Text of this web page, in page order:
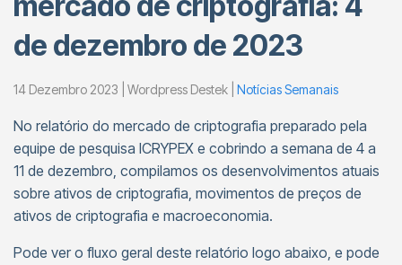
de dezembro de 2023
14 Dezembro 2023 | Wordpress Destek | Notícias Semanais
No relatório do mercado de criptografia preparado pela
equipe de pesquisa ICRYPEX e cobrindo a semana de 4 a
11 de dezembro, compilamos os desenvolvimentos atuais
sobre ativos de criptografia, movimentos de preços de
ativos de criptografia e macroeconomia.
Pode ver o fluxo geral deste relatório logo abaixo, e pode